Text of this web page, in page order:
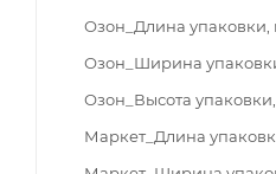
Озон_Длина упаковки,
Озон_Ширина
Озон_Высота
Маркет_Длина